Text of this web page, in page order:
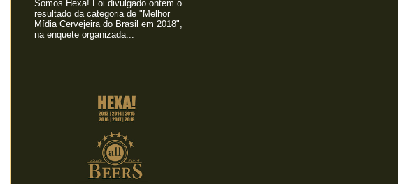
Somos Hexa! Foi divulgado ontem o
resultado da categoria de "Melhor
Mídia Cervejeira do Brasil em 2018",
na enquete organizada...